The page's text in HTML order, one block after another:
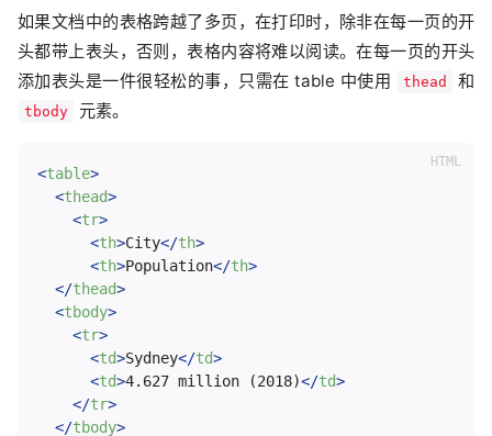
如果文档中的表格跨越了多页，在打印时，除非在每一页的开
头都带上表头，否则，表格内容将难以阅读。在每一页的开头
添加表头是一件很轻松的事，只需在 table 中使用
thead 和
tbody 元素。
<table>
<thead>
<tr>
<th>City</th>
<th>Population</th>
</thead>
<tbody>
<tr>
<td>Sydney</td>
<td>4.627 million (2018)</td>
</tr>
</tbody>